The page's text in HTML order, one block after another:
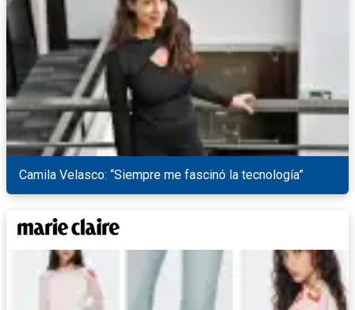
Camila Velasco: “Siempre me fascinó la tecnología”